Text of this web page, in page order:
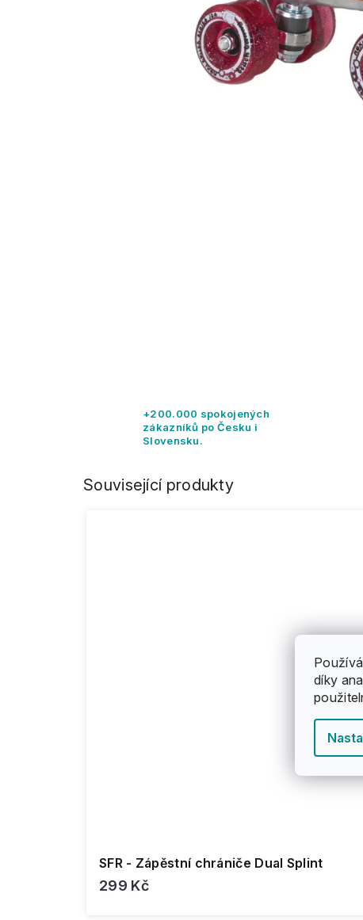
díky
+200.000 spokojených
zákazníků po Česku i
Slovensku.
Související produkty
SFR - Zápěstní chrániče Dual Splint
299 Kč